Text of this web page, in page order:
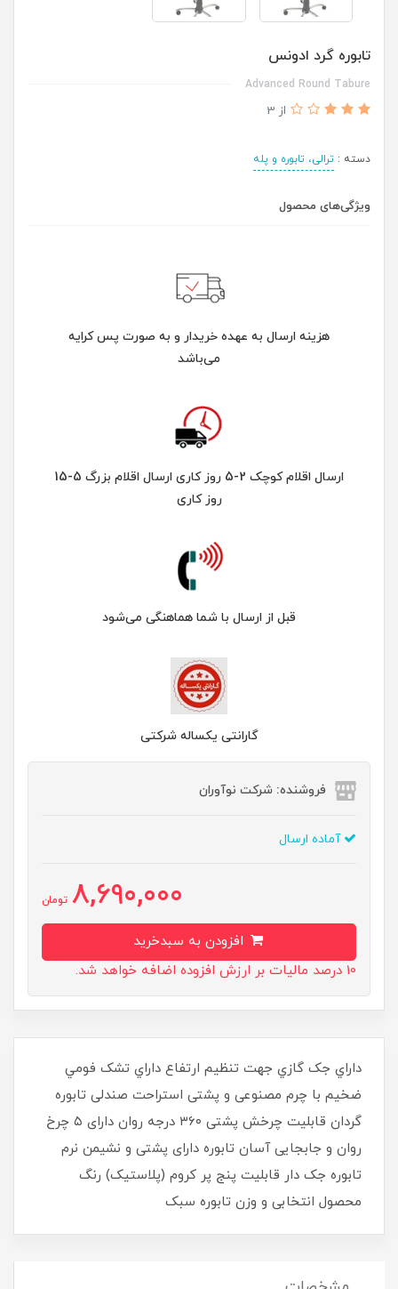
تابوره گرد ادونس
Advanced Round Tabure
از 3
دسته : ترالی، تابوره و پله
ویژگی‌های محصول
هزینه ارسال به عهده خریدار و به صورت پس کرایه
می‌باشد
ارسال اقلام کوچک 2-5 روز کاری ارسال اقلام بزرگ 5-15
روز کاری
قبل از ارسال با شما هماهنگی می‌شود
گارانتی یکساله شرکتی
فروشنده: شرکت نوآوران
آماده ارسال
8,690,000 تومان
10 درصد مالیات بر ارزش افزوده اضافه خواهد شد.
داراي جک گازي جهت تنظيم ارتفاع داراي تشک فومي
ضخیم با چرم مصنوعی و پشتی استراحت صندلی تابوره
گردان قابلیت چرخش پشتی‌ ۳۶۰ درجه روان دارای ۵ چرخ
روان و جابجایی آسان تابوره دارای پشتی‌ و نشیمن نرم
تابوره جک دار قابلیت پنج پر کروم (پلاستیک) رنگ
محصول انتخابی و وزن تابوره سبک